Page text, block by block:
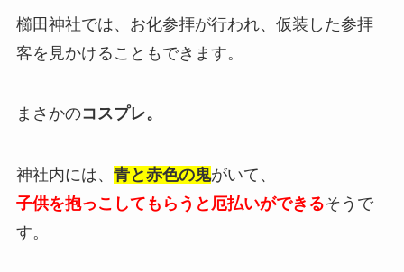
櫛田神社では、お化参拝が行われ、仮装した参拝
客を見かけることもできます。
まさかのコスプレ。
神社内には、 青と赤色の鬼がいて、
子供を抱っこしてもらうと厄払いができるそうで
す。